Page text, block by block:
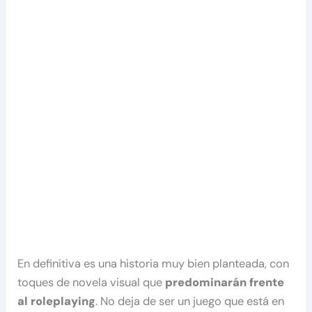
En definitiva es una historia muy bien planteada, con
toques de novela visual que predominarán frente
al roleplaying. No deja de ser un juego que está en